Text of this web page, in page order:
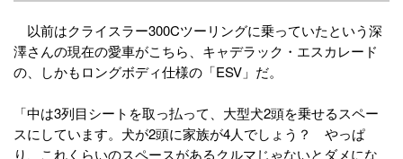
以前はクライスラー300Cツーリングに乗っていたという深
澤さんの現在の愛車がこちら、キャデラック・エスカレード
の、しかもロングボディ仕様の「ESV」だ。
「中は3列目シートを取っ払って、大型犬2頭を乗せるスペー
スにしています。犬が2頭に家族が4人でしょう？ やっぱ
り、これくらいのスペースがあるクルマじゃないとダメにな